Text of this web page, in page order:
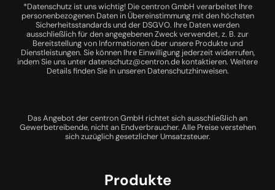
*Datenschutz ist uns wichtig! Die centron GmbH verarbeitet Ihre
personenbezogenen Daten in Übereinstimmung mit den höchsten
Sicherheitsstandards und der DSGVO. Ihre Daten werden
ausschließlich für den angegebenen Zweck verwendet, z. B. zur
Bereitstellung von Informationen über unsere Produkte und
Dienstleistungen. Sie können Ihre Einwilligung jederzeit widerrufen,
indem Sie uns unterdatenschutz@centron.de kontaktieren. Weitere
Details finden Sie in unseren Datenschutzhinweisen.
Das Angebot der centron GmbH richtet sich ausschließlich an
Gewerbetreibende, nicht an Endverbraucher. Alle Preise verstehen
sich zuzüglich gesetzlicher Umsatzsteuer.
Produkte